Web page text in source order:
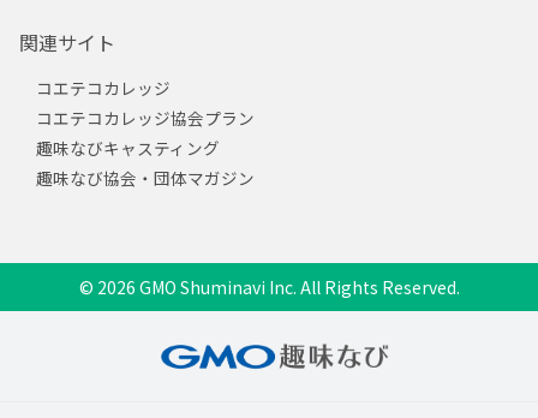
関連サイト
コエテコカレッジ
コエテコカレッジ協会プラン
趣味なびキャスティング
趣味なび協会・団体マガジン
© 2026 GMO Shuminavi Inc. All Rights Reserved.